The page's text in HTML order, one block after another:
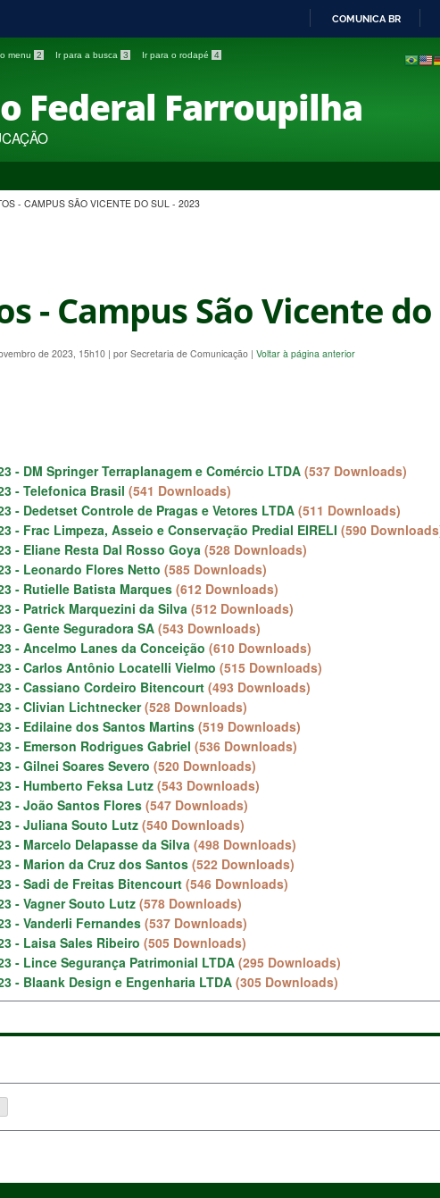
PARA
COMUNICA BR
menu 2 Ir para a busca 3 Ir para o rodapé 4
Federal Farroupilha
- CAMPUS SÃO VICENTE DO SUL - 2023
- Campus São Vicente do
de 2023, 15h10 | por Secretaria de Comunicação | Voltar à página anterior
- DM Springer Terraplanagem e Comércio LTDA (537 Downloads)
- Telefonica Brasil (541 Downloads)
- Dedetset Controle de Pragas e Vetores LTDA (511 Downloads)
- Frac Limpeza, Asseio e Conservação Predial EIRELI (590
- Eliane Resta Dal Rosso Goya (528 Downloads)
- Leonardo Flores Netto (585 Downloads)
- Rutielle Batista Marques (612 Downloads)
- Patrick Marquezini da Silva (512 Downloads)
- Gente Seguradora SA(543 Downloads)
- Ancelmo Lanes da Conceição (610 Downloads)
- Carlos Antônio Locatelli Vielmo (515 Downloads)
- Cassiano Cordeiro Bitencourt (493 Downloads)
- Clivian Lichtnecker (528 Downloads)
- Edilaine dos Santos Martins (519 Downloads)
- Emerson Rodrigues Gabriel (536 Downloads)
- Gilnei Soares Severo (520 Downloads)
- Humberto Feksa Lutz(543 Downloads)
- João Santos Flores(547 Downloads)
- Juliana Souto Lutz (540 Downloads)
- Marcelo Delapasse da Silva (498 Downloads)
- Marion da Cruz dos Santos (522 Downloads)
- Sadi de Freitas Bitencourt (546 Downloads)
- Vagner Souto Lutz (578 Downloads)
- Vanderli Fernandes (537 Downloads)
- Laisa Sales Ribeiro (505 Downloads)
- Lince Segurança Patrimonial LTDA (295 Downloads)
- Blaank Design e Engenharia LTDA(305 Downloads)